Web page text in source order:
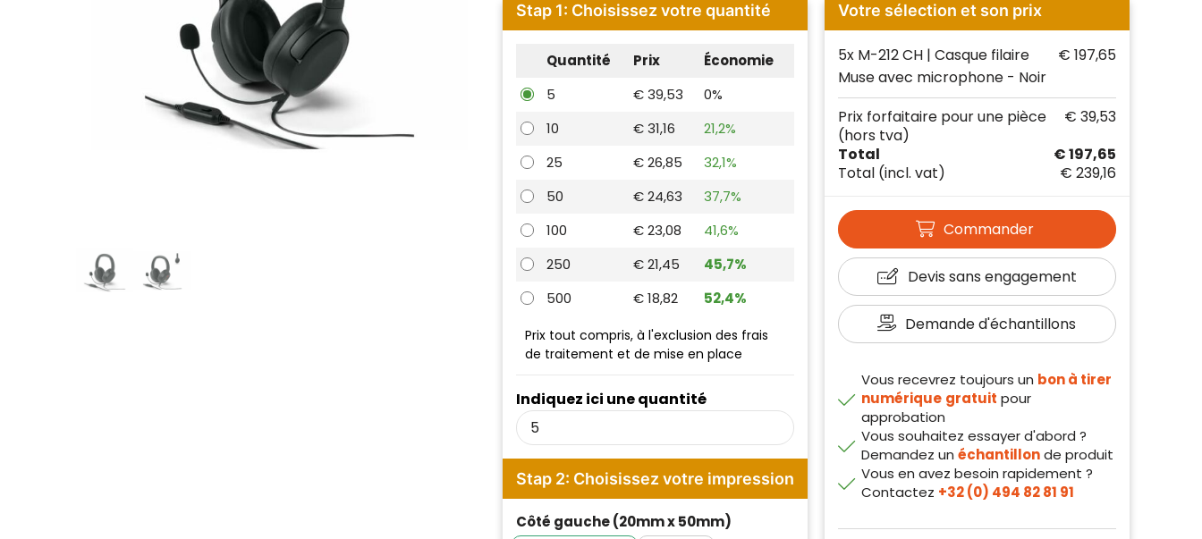
Stap 1: Choisissez votre quantité
Quantité Prix
Économie
5
€ 39,53
0%
10
€ 31,16
21,2%
25
€ 26,85
32,1%
50
€ 24,63
37,7%
100
€ 23,08
41,6%
250
€ 21,45
45,7%
500
€ 18,82 52,4%
Indiquez ici une quantité
Prix tout compris, à l'exclusion des frais
de traitement et de mise en place
Stap 2: Choisissez votre impression
Côté gauche (20mm x 50mm)
Votre sélection et son prix
5x M-212 CH | Casque filaire
Muse avec microphone - Noir
€ 197,65
Total
€ 197,65
Total (incl. vat) € 239,16
Prix forfaitaire pour une pièce
(hors tva)
€ 39,53
Commander
Devis sans engagement
Demande d'échantillons
Vous recevrez toujours un bon à tirer
numérique gratuit pour
approbation
Vous souhaitez essayer d'abord ?
Demandez un échantillonde produit
Vous en avez besoin rapidement ?
Contactez +32 (0) 494 82 81 91